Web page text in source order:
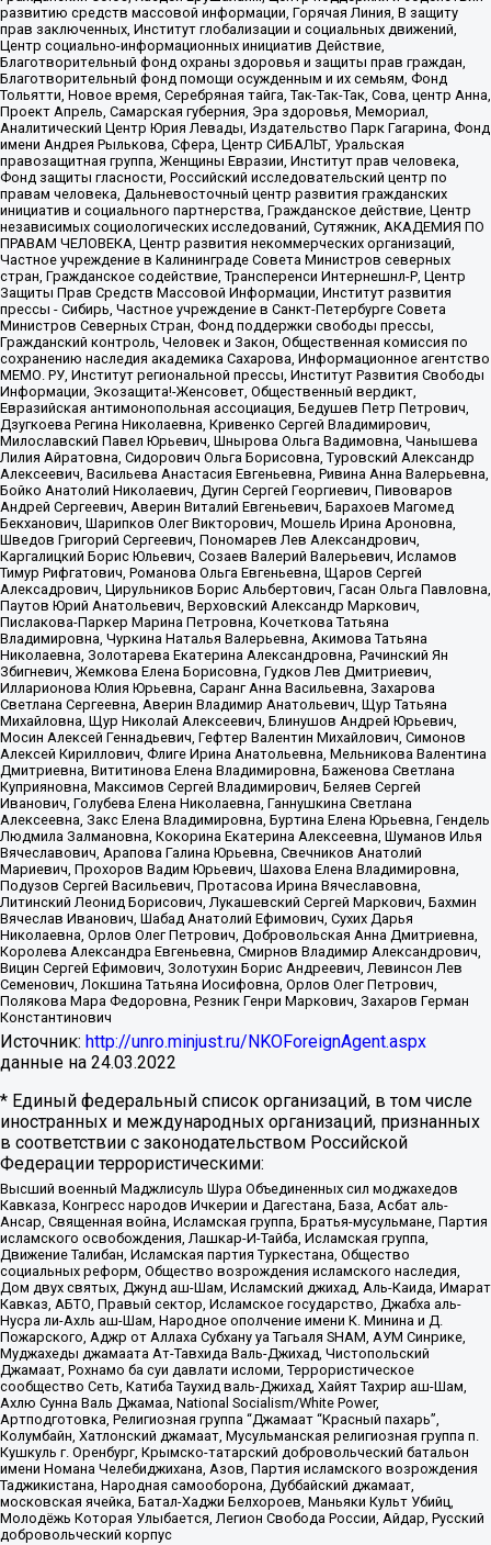
развитию средств массовой информации, Горячая Линия, В защиту
прав заключенных, Институт глобализации и социальных движений,
Центр социально-информационных инициатив Действие,
Благотворительный фонд охраны здоровья и защиты прав граждан,
Благотворительный фонд помощи осужденным и их семьям, Фонд
Тольятти, Новое время, Серебряная тайга, Так-Так-Так, Сова, центр Анна,
Проект Апрель, Самарская губерния, Эра здоровья, Мемориал,
Аналитический Центр Юрия Левады, Издательство Парк Гагарина, Фонд
имени Андрея Рылькова, Сфера, Центр СИБАЛЬТ, Уральская
правозащитная группа, Женщины Евразии, Институт прав человека,
Фонд защиты гласности, Российский исследовательский центр по
правам человека, Дальневосточный центр развития гражданских
инициатив и социального партнерства, Гражданское действие, Центр
независимых социологических исследований, Сутяжник, АКАДЕМИЯ ПО
ПРАВАМ ЧЕЛОВЕКА, Центр развития некоммерческих организаций,
Частное учреждение в Калининграде Совета Министров северных
стран, Гражданское содействие, Трансперенси Интернешнл-Р, Центр
Защиты Прав Средств Массовой Информации, Институт развития
прессы - Сибирь, Частное учреждение в Санкт-Петербурге Совета
Министров Северных Стран, Фонд поддержки свободы прессы,
Гражданский контроль, Человек и Закон, Общественная комиссия по
сохранению наследия академика Сахарова, Информационное агентство
МЕМО. РУ, Институт региональной прессы, Институт Развития Свободы
Информации, Экозащита!-Женсовет, Общественный вердикт,
Евразийская антимонопольная ассоциация, Бедушев Петр Петрович,
Дзугкоева Регина Николаевна, Кривенко Сергей Владимирович,
Милославский Павел Юрьевич, Шнырова Ольга Вадимовна, Чанышева
Лилия Айратовна, Сидорович Ольга Борисовна, Туровский Александр
Алексеевич, Васильева Анастасия Евгеньевна, Ривина Анна Валерьевна,
Бойко Анатолий Николаевич, Дугин Сергей Георгиевич, Пивоваров
Андрей Сергеевич, Аверин Виталий Евгеньевич, Барахоев Магомед
Бекханович, Шарипков Олег Викторович, Мошель Ирина Ароновна,
Шведов Григорий Сергеевич, Пономарев Лев Александрович,
Каргалицкий Борис Юльевич, Созаев Валерий Валерьевич, Исламов
Тимур Рифгатович, Романова Ольга Евгеньевна, Щаров Сергей
Алексадрович, Цирульников Борис Альбертович, Гасан Ольга Павловна,
Паутов Юрий Анатольевич, Верховский Александр Маркович,
Пислакова-Паркер Марина Петровна, Кочеткова Татьяна
Владимировна, Чуркина Наталья Валерьевна, Акимова Татьяна
Николаевна, Золотарева Екатерина Александровна, Рачинский Ян
Збигневич, Жемкова Елена Борисовна, Гудков Лев Дмитриевич,
Илларионова Юлия Юрьевна, Саранг Анна Васильевна, Захарова
Светлана Сергеевна, Аверин Владимир Анатольевич, Щур Татьяна
Михайловна, Щур Николай Алексеевич, Блинушов Андрей Юрьевич,
Мосин Алексей Геннадьевич, Гефтер Валентин Михайлович, Симонов
Алексей Кириллович, Флиге Ирина Анатольевна, Мельникова Валентина
Дмитриевна, Вититинова Елена Владимировна, Баженова Светлана
Куприяновна, Максимов Сергей Владимирович, Беляев Сергей
Иванович, Голубева Елена Николаевна, Ганнушкина Светлана
Алексеевна, Закс Елена Владимировна, Буртина Елена Юрьевна, Гендель
Людмила Залмановна, Кокорина Екатерина Алексеевна, Шуманов Илья
Вячеславович, Арапова Галина Юрьевна, Свечников Анатолий
Мариевич, Прохоров Вадим Юрьевич, Шахова Елена Владимировна,
Подузов Сергей Васильевич, Протасова Ирина Вячеславовна,
Литинский Леонид Борисович, Лукашевский Сергей Маркович, Бахмин
Вячеслав Иванович, Шабад Анатолий Ефимович, Сухих Дарья
Николаевна, Орлов Олег Петрович, Добровольская Анна Дмитриевна,
Королева Александра Евгеньевна, Смирнов Владимир Александрович,
Вицин Сергей Ефимович, Золотухин Борис Андреевич, Левинсон Лев
Семенович, Локшина Татьяна Иосифовна, Орлов Олег Петрович,
Полякова Мара Федоровна, Резник Генри Маркович, Захаров Герман
Константинович
Источник: http://unro.minjust.ru/NKOForeignAgent.aspx
данные на 24.03.2022
* Единый федеральный список организаций, в том числе
иностранных и международных организаций, признанных
в соответствии с законодательством Российской
Федерации террористическими:
Высший военный Маджлисуль Шура Объединенных сил моджахедов
Кавказа, Конгресс народов Ичкерии и Дагестана, База, Асбат аль-
Ансар, Священная война, Исламская группа, Братья-мусульмане, Партия
исламского освобождения, Лашкар-И-Тайба, Исламская группа,
Движение Талибан, Исламская партия Туркестана, Общество
социальных реформ, Общество возрождения исламского наследия,
Дом двух святых, Джунд аш-Шам, Исламский джихад, Аль-Каида, Имарат
Кавказ, АБТО, Правый сектор, Исламское государство, Джабха аль-
Нусра ли-Ахль аш-Шам, Народное ополчение имени К. Минина и Д.
Пожарского, Аджр от Аллаха Субхану уа Тагьаля SHAM, АУМ Синрике,
Муджахеды джамаата Ат-Тавхида Валь-Джихад, Чистопольский
Джамаат, Рохнамо ба суи давлати исломи, Террористическое
сообщество Сеть, Катиба Таухид валь-Джихад, Хайят Тахрир аш-Шам,
Ахлю Сунна Валь Джамаа, National Socialism/White Power,
Артподготовка, Религиозная группа “Джамаат “Красный пахарь”,
Колумбайн, Хатлонский джамаат, Мусульманская религиозная группа п.
Кушкуль г. Оренбург, Крымско-татарский добровольческий батальон
имени Номана Челебиджихана, Азов, Партия исламского возрождения
Таджикистана, Народная самооборона, Дуббайский джамаат,
московская ячейка, Батал-Хаджи Белхороев, Маньяки Культ Убийц,
Молодёжь Которая Улыбается, Легион Свобода России, Айдар, Русский
добровольческий корпус